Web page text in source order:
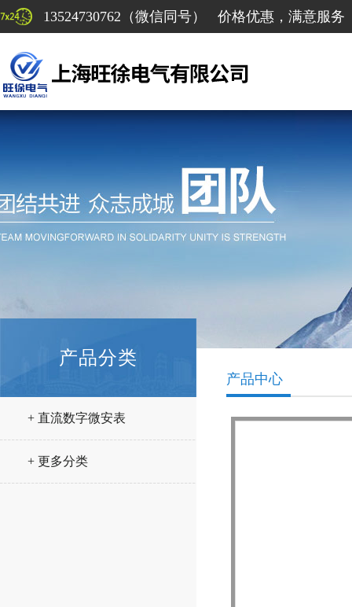
13524730762（微信同号） 价格优惠，满意服务
产品分类
+ 直流数字微安表
+ 更多分类
产品中心